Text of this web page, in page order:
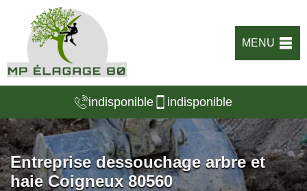
MENU
indisponible indisponible
Entreprise dessouchage arbre et
haie Coigneux 80560